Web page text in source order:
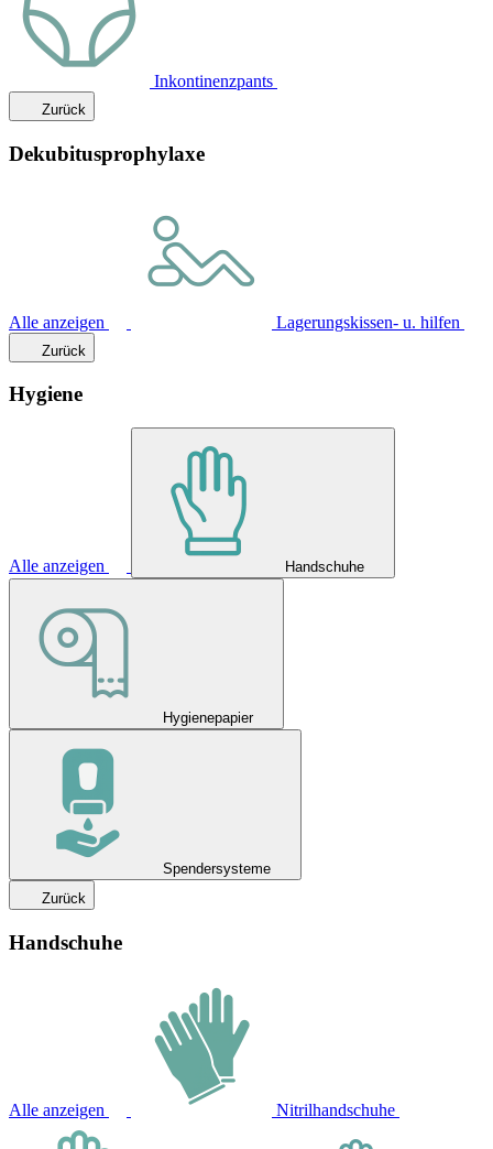
Inkontinenzpants
Zurück
Dekubitusprophylaxe
Alle anzeigen Lagerungskissen- u. hilfen
Zurück
Hygiene
Alle anzeigen Handschuhe
Hygienepapier
Spendersysteme
Zurück
Handschuhe
Alle anzeigen Nitrilhandschuhe